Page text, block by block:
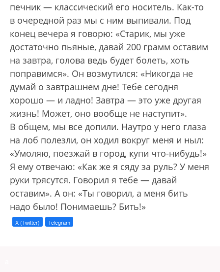
печник — классический его носитель. Как-то
в очередной раз мы с ним выпивали. Под
конец вечера я говорю: «Старик, мы уже
достаточно пьяные, давай 200 грамм оставим
на завтра, голова ведь будет болеть, хоть
поправимся». Он возмутился: «Никогда не
думай о завтрашнем дне! Тебе сегодня
хорошо — и ладно! Завтра — это уже другая
жизнь! Может, оно вообще не наступит».
В общем, мы все допили. Наутро у него глаза
на лоб полезли, он ходил вокруг меня и ныл:
«Умоляю, поезжай в город, купи что-нибудь!»
Я ему отвечаю: «Как же я сяду за руль? У меня
руки трясутся. Говорил я тебе — давай
оставим». А он: «Ты говорил, а меня бить
надо было! Понимаешь? Бить!»
X (Twitter) Telegram